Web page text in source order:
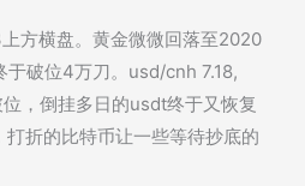
方横盘。黄金微微回落至2020
于破位4万刀。usd/cnh 7.18,
，倒挂多日的usdt终于又恢复
折的比特币让一些等待抄底的